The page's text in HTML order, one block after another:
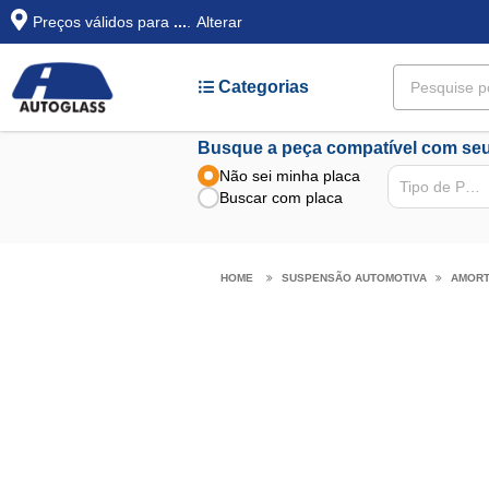
Preços válidos para ... Alterar
Categorias
Busque a peça compatível com
Não sei minha placa
Buscar com placa
Tipo de Peça
SUSPENSÃO AUTOMOTIVA